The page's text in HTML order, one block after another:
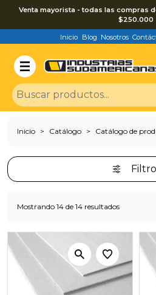
Venta mayorista - todas las compras
$250.000
Inicio Blog Nosotros
Inicio Catálogo Catálogo de
Mostrando 14 de 14 resultados